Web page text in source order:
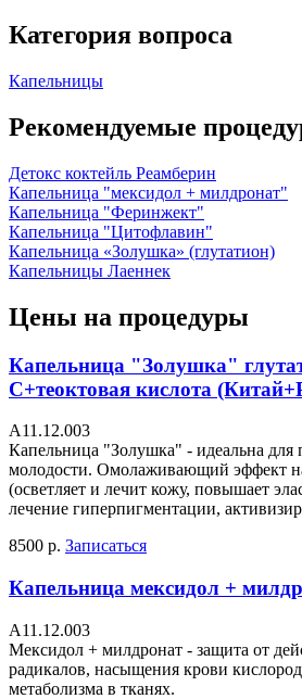
Категория вопроса
Капельницы
Рекомендуемые
Детокс коктейль Реамберин
Капельница "мексидол + милдронат"
Капельница "Феринжект"
Капельница "Цитофлавин"
Капельница «Золушка» (глутатион)
Капельницы Лаеннек
Цены на процедуры
Капельница "Золушка"
С+теоктовая кислота
А11.12.003
Капельница "Золушка" - идеальна для
молодости. Омолаживающий эффект
(осветляет и лечит кожу, повышает
лечение гиперпигментации,
8500 р. Записаться
Капельница мексидол +
А11.12.003
Мексидол + милдронат - защита от
радикалов, насыщения крови
метаболизма в тканях.